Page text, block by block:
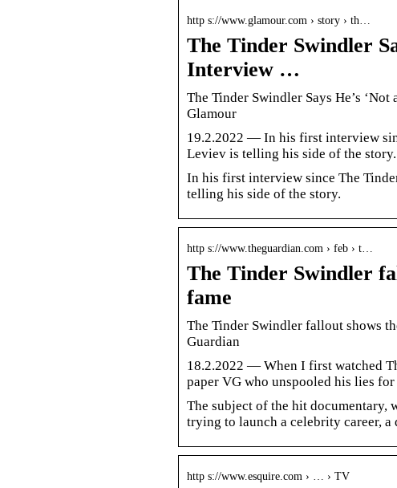
http s://www.glamour.com › story › th…
The Tinder Swindler
Interview …
The Tinder Swindler Says He’s
Glamour
19.2.2022 — In his first interview
Leviev is telling his side of the story.
In his first interview since The
telling his side of the story.
http s://www.theguardian.com › feb › t…
The Tinder Swindler
fame
The Tinder Swindler fallout shows
Guardian
18.2.2022 — When I first watched
paper VG who unspooled his lies
The subject of the hit documentary,
trying to launch a celebrity career,
http s://www.esquire.com › … › TV